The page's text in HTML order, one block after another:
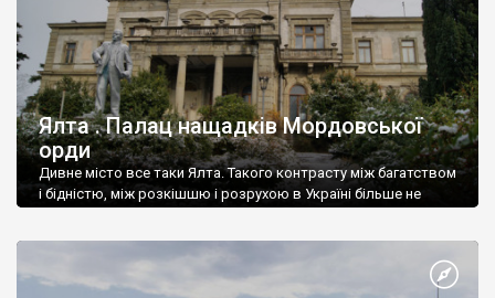
Ялта . Палац нащадків Мордовської
орди
Дивне місто все таки Ялта. Такого контрасту між багатством
і бідністю, між розкішшю і розрухою в Україні більше не